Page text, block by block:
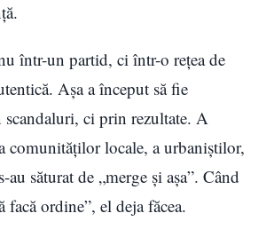
într-un partid, ci într-o rețea de
Așa a început să fie
ci prin rezultate. A
comunităților locale, a urbaniștilor,
au săturat de „merge și așa”. Când
facă ordine”, el deja făcea.